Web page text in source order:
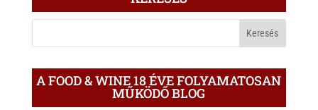
A FOOD & WINE 18 ÉVE FOLYAMATOSAN
MŰKÖDŐ BLOG